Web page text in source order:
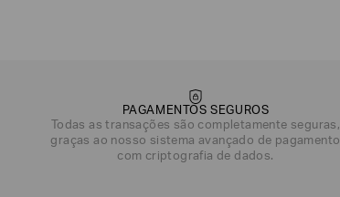
PAGAMENTOS SEGUROS
Todas as transações são completamente seguras,
graças ao nosso sistema avançado de pagamento
com criptografia de dados.
DATA DE NASCIMENTO*